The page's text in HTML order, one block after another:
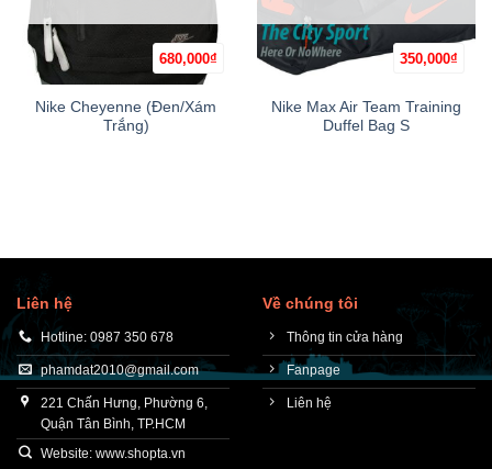
680,000₫
Nike Cheyenne (Đen/Xám
Trắng)
350,000₫
Nike Max Air Team Training
Duffel Bag S
Liên hệ
Hotline: 0987 350 678
phamdat2010@gmail.com
221 Chấn Hưng, Phường 6,
Quận Tân Bình, TP.HCM
Website: www.shopta.vn
Về chúng tôi
Thông tin cửa hàng
Fanpage
Liên hệ